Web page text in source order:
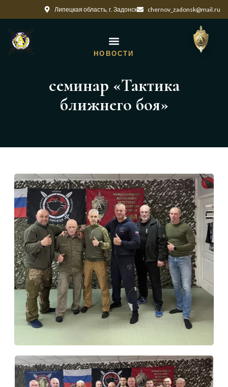
Липецкая область, г. Задонск chernov_zadonsk@mail.ru
НОВОСТИ
семинар «Тактика
ближнего боя»